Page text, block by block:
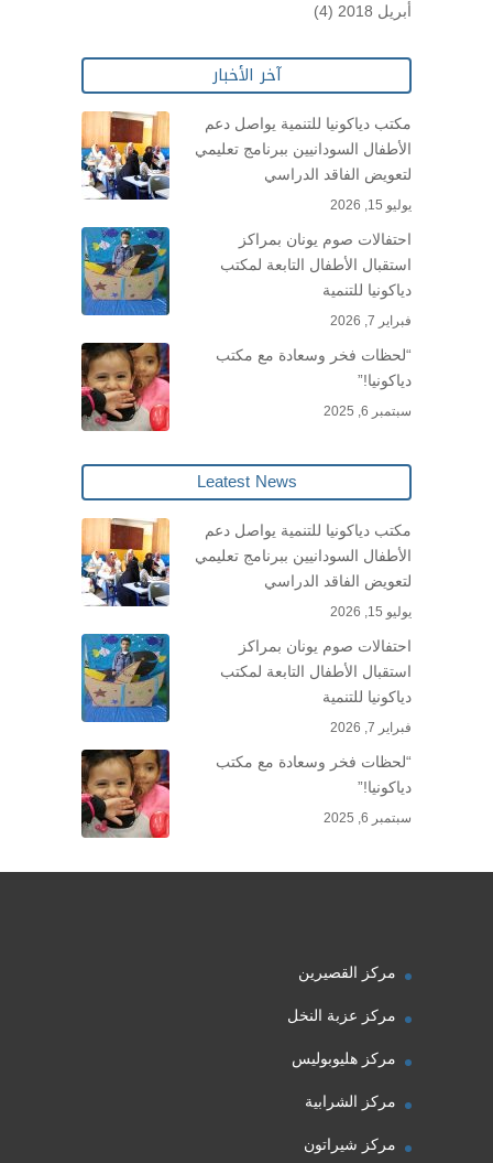
أبريل 2018
(4)
آخر الأخبار
مكتب دياكونيا للتنمية يواصل دعم
الأطفال السودانيين ببرنامج تعليمي
لتعويض الفاقد الدراسي
يوليو 15, 2026
احتفالات صوم يونان بمراكز
استقبال الأطفال التابعة لمكتب
دياكونيا للتنمية
فبراير 7, 2026
“لحظات فخر وسعادة مع مكتب
دياكونيا!”
سبتمبر 6, 2025
Leatest News
مكتب دياكونيا للتنمية يواصل دعم
الأطفال السودانيين ببرنامج تعليمي
لتعويض الفاقد الدراسي
يوليو 15, 2026
احتفالات صوم يونان بمراكز
استقبال الأطفال التابعة لمكتب
دياكونيا للتنمية
فبراير 7, 2026
“لحظات فخر وسعادة مع مكتب
دياكونيا!”
سبتمبر 6, 2025
مركز القصيرين
مركز عزبة النخل
مركز هليوبوليس
مركز الشرابية
مركز شيراتون